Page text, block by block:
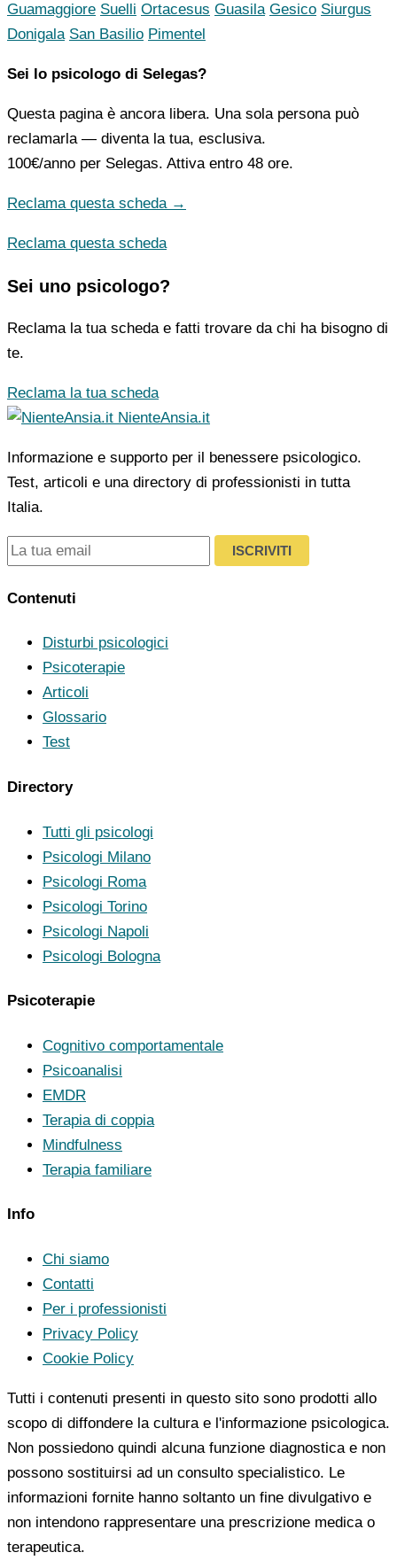
Guamaggiore Suelli Ortacesus Guasila Gesico Siurgus
Donigala San Basilio Pimentel
Sei lo psicologo di Selegas?
Questa pagina è ancora libera. Una sola persona può
reclamarla — diventa la tua, esclusiva.
100€/anno per Selegas. Attiva entro 48 ore.
Reclama questa scheda →
Reclama questa scheda
Sei uno psicologo?
Reclama la tua scheda e fatti trovare da chi ha bisogno di
te.
Reclama la tua scheda
NienteAnsia.it
Informazione e supporto per il benessere psicologico.
Test, articoli e una directory di professionisti in tutta
Italia.
ISCRIVITI
Contenuti
Disturbi psicologici
Psicoterapie
Articoli
Glossario
Test
Directory
Tutti gli psicologi
Psicologi Milano
Psicologi Roma
Psicologi Torino
Psicologi Napoli
Psicologi Bologna
Psicoterapie
Cognitivo comportamentale
Psicoanalisi
EMDR
Terapia di coppia
Mindfulness
Terapia familiare
Info
Chi siamo
Contatti
Per i professionisti
Privacy Policy
Cookie Policy
Tutti i contenuti presenti in questo sito sono prodotti allo
scopo di diffondere la cultura e l'informazione psicologica.
Non possiedono quindi alcuna funzione diagnostica e non
possono sostituirsi ad un consulto specialistico. Le
informazioni fornite hanno soltanto un fine divulgativo e
non intendono rappresentare una prescrizione medica o
terapeutica.